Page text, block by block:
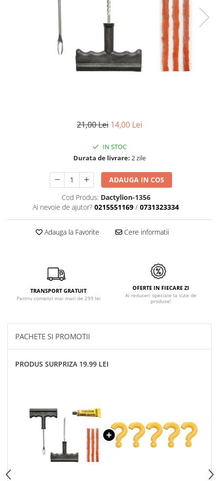
21,00 Lei 14,00 Lei
IN STOC
Durata de livrare: 2 zile
ADAUGA IN COS
Cod Produs: Dactylion-1356
Ai nevoie de ajutor? 0215551169 / 0731323334
Adauga la Favorite Cere informatii
TRANSPORT GRATUIT
Pentru comenzi mai mari de 299 lei
OFERTE IN FIECARE ZI
Ai reduceri speciale la sute de
produse!
PACHETE SI PROMOTII
PRODUS SURPRIZA 19.99 LEI